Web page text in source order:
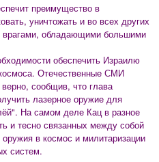
преимущество в
уничтожать и во всех других
врагами, обладающими большими
обеспечить Израилю
Отечественные СМИ
сообщив, что глава
лазерное оружие для
На самом деле Кац в разное
и тесно связанных между собой
в космос и милитаризации
систем.